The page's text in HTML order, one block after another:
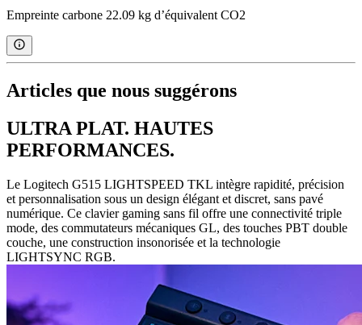
Empreinte carbone 22.09 kg d’équivalent CO2
Articles que nous suggérons
ULTRA PLAT. HAUTES
PERFORMANCES.
Le Logitech G515 LIGHTSPEED TKL intègre rapidité, précision
et personnalisation sous un design élégant et discret, sans pavé
numérique. Ce clavier gaming sans fil offre une connectivité triple
mode, des commutateurs mécaniques GL, des touches PBT double
couche, une construction insonorisée et la technologie
LIGHTSYNC RGB.